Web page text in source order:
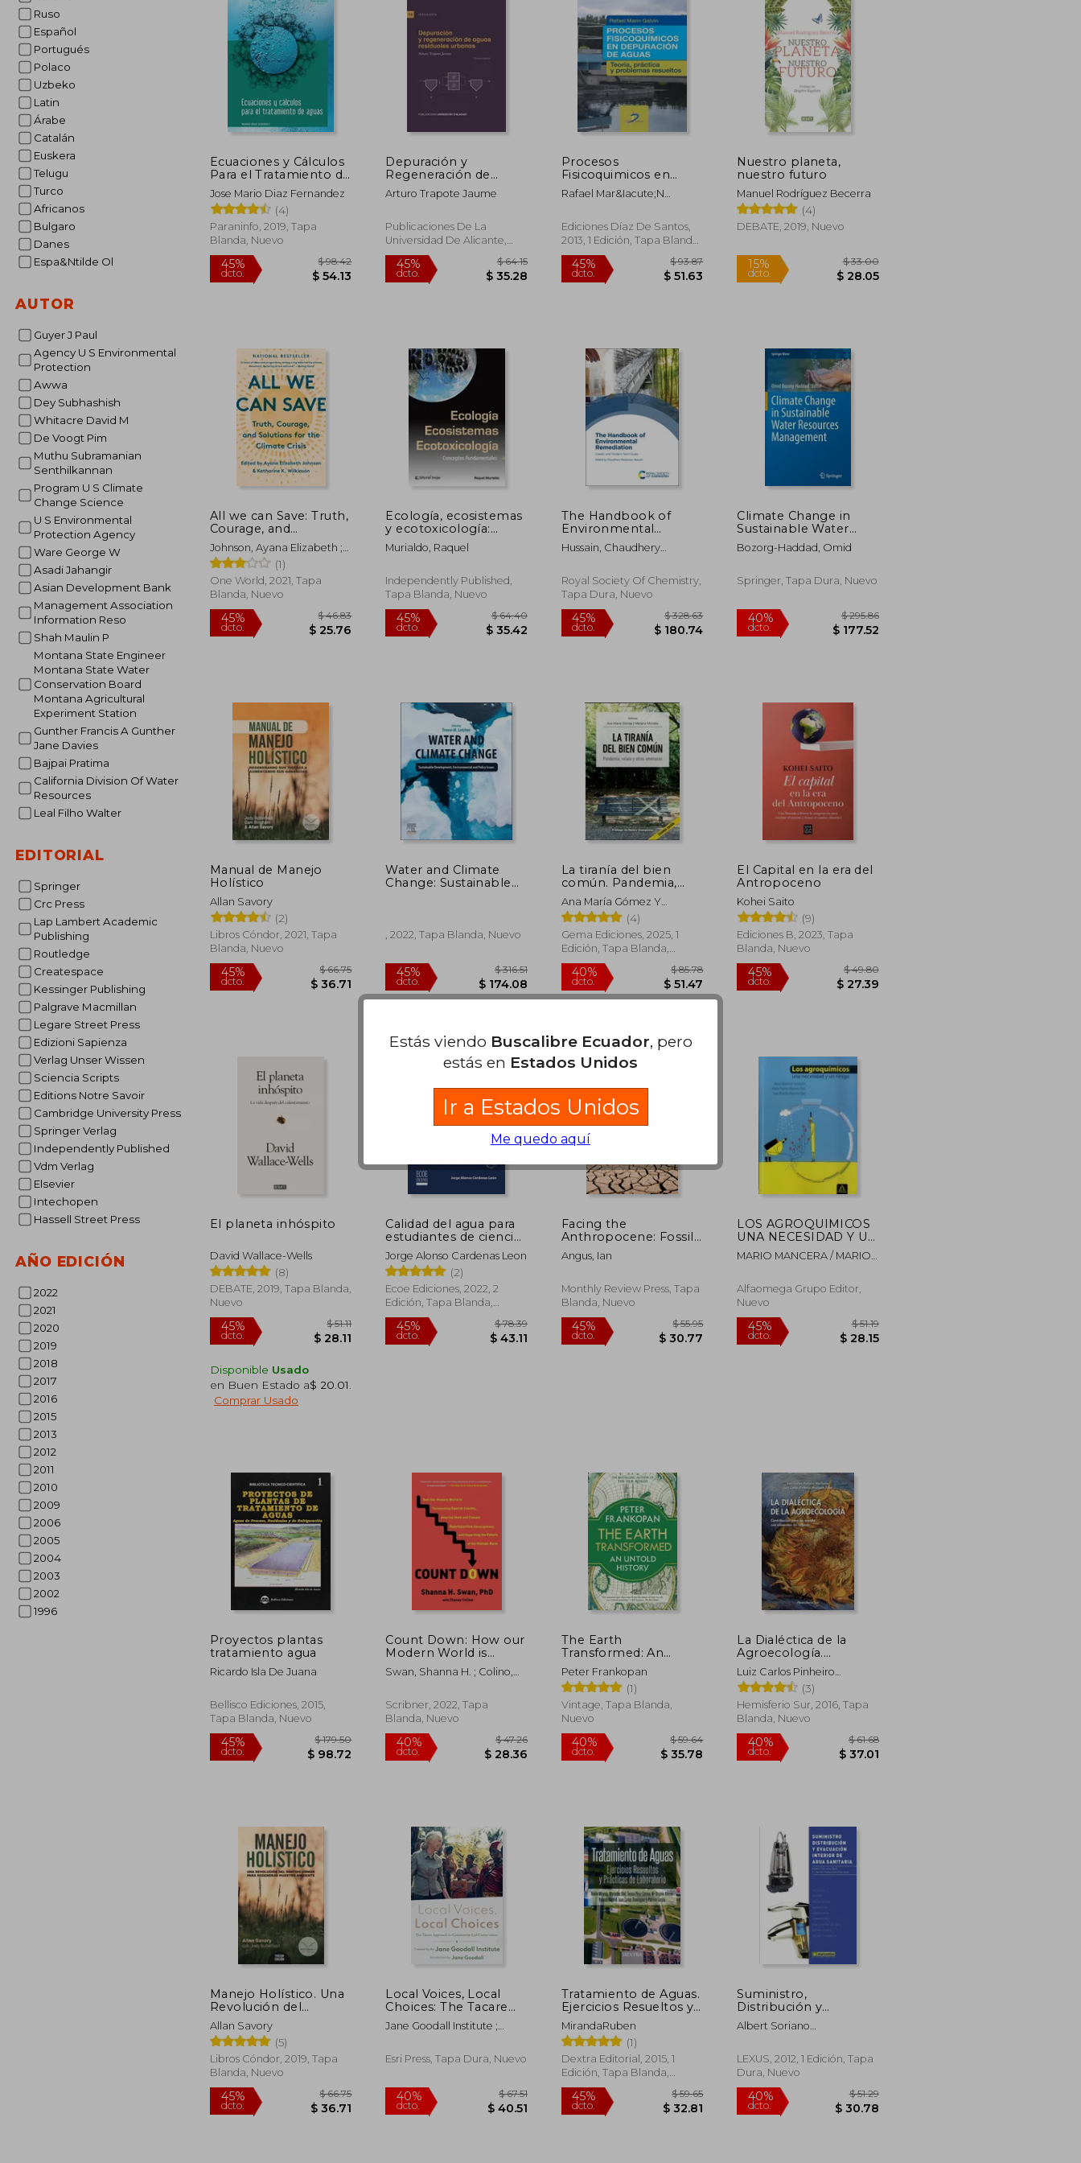
Ruso
Español
Portugués
Polaco
Uzbeko
Latin
Árabe
Catalán
Euskera
Telugu
Turco
Africanos
Bulgaro
Danes
Espa&Ntilde Ol
AUTOR
Guyer J Paul
Agency U S Environmental
Protection
Awwa
Dey Subhashish
Whitacre David M
De Voogt Pim
Muthu Subramanian
Senthilkannan
Program U S Climate
Change Science
U S Environmental
Protection Agency
Ware George W
Asadi Jahangir
Asian Development Bank
Management Association
Information Reso
Shah Maulin P
Montana State Engineer
Montana State Water
Conservation Board
Montana Agricultural
Experiment Station
Gunther Francis A Gunther
Jane Davies
Bajpai Pratima
California Division Of Water
Resources
Leal Filho Walter
EDITORIAL
Springer
Crc Press
Lap Lambert Academic
Publishing
Routledge
Createspace
Kessinger Publishing
Palgrave Macmillan
Legare Street Press
Edizioni Sapienza
Verlag Unser Wissen
Sciencia Scripts
Editions Notre Savoir
Cambridge University Press
Springer Verlag
Independently Published
Vdm Verlag
Elsevier
Intechopen
Hassell Street Press
AÑO EDICIÓN
2022
2021
2020
2019
2018
2017
2016
2015
2013
2012
2011
2010
2009
2006
2005
2004
2003
2002
1996
Ecuaciones y Cálculos
Para el Tratamiento de
Aguas
Jose Mario Diaz Fernandez
(4)
Paraninfo, 2019, Tapa
Blanda, Nuevo
45%
dcto.
Depuración y
Regeneración de
Aguas Residuales
Urbanas (Textos
Arturo Trapote Jaume
Publicaciones De La
Universidad De Alicante,
2020, 3 Edición, Tapa
Blanda, Nuevo
45%
dcto.
$ 64.15
$ 35.28
Procesos
Fisicoquimicos en
Depuracion de Aguas
Rafael Mar&Iacute;N
Ediciones Díaz De Santos,
2013, 1 Edición, Tapa Blanda,
Nuevo
45%
dcto. $ 51.63
Nuestro planeta,
nuestro futuro
Manuel Rodríguez Becerra
(4)
DEBATE, 2019, Nuevo
15%
dcto.
All we can Save: Truth,
Courage, and
Solutions for the
Climate Crisis (en
Inglés)
Johnson, Ayana Elizabeth ;
K. Wilkinson, Katharine
(1)
One World, 2021, Tapa
Blanda, Nuevo
45%
dcto.
Ecología, ecosistemas
y ecotoxicología:
conceptos
fundamentales
Murialdo, Raquel
Independently Published,
Tapa Blanda, Nuevo
45%
dcto.
$ 64.40
$ 35.42
The Handbook of
Environmental
Remediation: Classic
and Modern
Hussain, Chaudhery
Royal Society Of Chemistry,
Tapa Dura, Nuevo
45%
dcto.
Climate Change in
Sustainable Water
Resources
Management (en
Bozorg-Haddad, Omid
Springer, Tapa Dura, Nuevo
40%
dcto.
Manual de Manejo
Holístico
Allan Savory
(2)
Libros Cóndor, 2021, Tapa
Blanda, Nuevo
45%
dcto. $ 36.71
Water and Climate
Change: Sustainable
Inglés)
, 2022, Tapa Blanda, Nuevo
$ 174.08
La tiranía del bien
común. Pandemia,
relato y otras
amenazas 2 edicion
Ana María Gómez Y
Mariana Morales (editoras),
(4)
Gema Ediciones, 2025, 1
Edición, Tapa Blanda,
Nuevo
dcto.
$ 85.78
El Capital en la era del
Antropoceno
Kohei Saito
(9)
Ediciones B, 2023, Tapa
Blanda, Nuevo
45%
dcto.
El planeta inhóspito
David Wallace-Wells
(8)
DEBATE, 2019, Tapa Blanda,
Nuevo
45%
dcto.
Disponible Usado
en Buen Estado a$ 20.01
Comprar Usado
Calidad del agua para
estudiantes de ciencias
ambientales
Jorge Alonso Cardenas Leon
(2)
Ecoe Ediciones, 2022, 2
Edición, Tapa Blanda,
Nuevo
45%
Facing the
Anthropocene: Fossil
Capitalism and the
Crisis of the Earth
Angus, Ian
Monthly Review Press, Tapa
Blanda, Nuevo
45%
dcto.
$ 55.95
$ 30.77
LOS AGROQUIMICOS
UNA NECESIDAD Y UN
RIESGO
MARIO MANCERA / MARIO
MANCERAALFAOMEGA
Alfaomega Grupo Editor,
Nuevo
45%
dcto.
Proyectos plantas
tratamiento agua
Ricardo Isla De Juana
Bellisco Ediciones, 2015,
Tapa Blanda, Nuevo
45%
dcto.
$ 179.50
$ 98.72
Count Down: How our
Modern World is
Threatening Sperm
Counts, Altering Male
Reproductive
Development, and
of the Human Race
(en Inglés)
Swan, Shanna H. ; Colino,
Scribner, 2022, Tapa
Blanda, Nuevo
40%
dcto.
$ 47.26
$ 28.36
The Earth
Transformed: An
Untold History (en
Inglés)
Peter Frankopan
(1)
Vintage, Tapa Blanda,
Nuevo
40% $ 59.64
$ 35.78
La Dialéctica de la
Agroecología.
Contribución Para un
Mundo con Alimentos
sin Veneno
Luiz Carlos Pinheiro
Machado, Luiz Carlos
Pinheiro
(3)
Hemisferio Sur, 2016, Tapa
Blanda, Nuevo
Manejo Holístico. Una
Revolución del
Sentido Común Para
Regenerar Nuestro
Ambiente - Allan
Savory; Jody
Butterfield - Libro
Allan Savory
(5)
Libros Cóndor, 2019, Tapa
Blanda, Nuevo
Local Voices, Local
Choices: The Tacare
Approach to
Community-Led
Inglés)
Jane Goodall Institute ;
Esri Press, Tapa Dura, Nuevo
Tratamiento de Aguas.
Ejercicios Resueltos y
Practicas de
Laboratorio
MirandaRuben
(1)
Dextra Editorial, 2015, 1
Edición, Tapa Blanda,
Nuevo
Suministro,
Distribución y
Evacuación Interior de
Agua Sanitaria
Albert Soriano
Pancorbo Floristán
LEXUS, 2012, 1 Edición, Tapa
Dura, Nuevo
Estás viendo Buscalibre Ecuador, pero
estás en Estados Unidos
Ir a Estados Unidos
Me quedo aquí